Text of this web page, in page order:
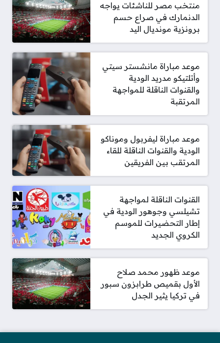
منتخب مصر للناشئات يواجه
الدنمارك في صراع حسم
برونزية مونديال اليد
موعد مباراة مانشستر سيتي
وأتلتيكو مدريد الودية
والقنوات الناقلة للمواجهة
المرتقبة
موعد مباراة ليفربول وموناكو
الودية والقنوات الناقلة للقاء
المرتقب بين الفريقين
القنوات الناقلة لمواجهة
تشيلسي وجوهور الودية في
إطار التحضيرات للموسم
الكروي الجديد
موعد ظهور محمد صلاح
الأول بقميص طرابزون سبور
في تركيا يثير الجدل